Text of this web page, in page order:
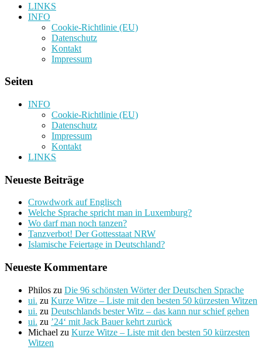
LINKS
INFO
Cookie-Richtlinie (EU)
Datenschutz
Kontakt
Impressum
Seiten
INFO
Cookie-Richtlinie (EU)
Datenschutz
Impressum
Kontakt
LINKS
Neueste Beiträge
Crowdwork auf Englisch
Welche Sprache spricht man in Luxemburg?
Wo darf man noch tanzen?
Tanzverbot! Der Gottesstaat NRW
Islamische Feiertage in Deutschland?
Neueste Kommentare
Philos zu Die 96 schönsten Wörter der Deutschen Sprache
ui. zu Kurze Witze – Liste mit den besten 50 kürzesten Witzen
ui. zu Deutschlands bester Witz – das kann nur schief gehen
ui. zu ’24‘ mit Jack Bauer kehrt zurück
Michael zu Kurze Witze – Liste mit den besten 50 kürzesten
Witzen